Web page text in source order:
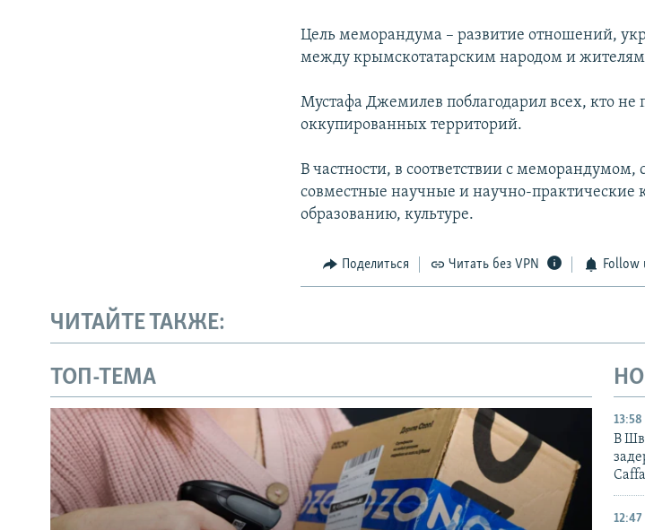
Цель меморандума – развитие отношений,
между крымскотатарским народом и
Мустафа Джемилев поблагодарил всех, кто не
оккупированных территорий.
В частности, в соответствии с меморандумом,
совместные научные и научно-практические
образованию, культуре.
Поделиться Читать без VPN Follow
ЧИТАЙТЕ ТАКЖЕ:
ТОП-ТЕМА
13:58
В
12:47